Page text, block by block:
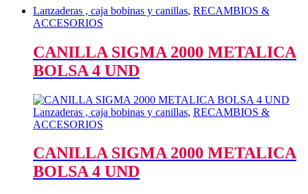
Lanzaderas , caja bobinas y canillas, RECAMBIOS &
ACCESORIOS
CANILLA SIGMA 2000 METALICA
BOLSA 4 UND
Lanzaderas , caja bobinas y canillas, RECAMBIOS &
ACCESORIOS
CANILLA SIGMA 2000 METALICA
BOLSA 4 UND